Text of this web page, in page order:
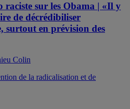
raciste sur les Obama | «Il y
de décrédibiliser
surtout en prévision des
Colin